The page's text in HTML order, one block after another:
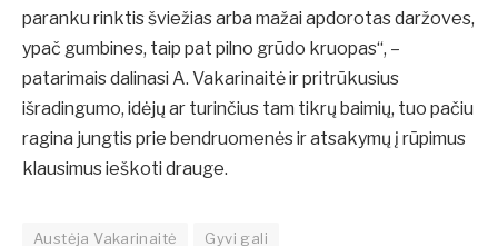
paranku rinktis šviežias arba mažai apdorotas daržoves,
ypač gumbines, taip pat pilno grūdo kruopas“, –
patarimais dalinasi A. Vakarinaitė ir pritrūkusius
išradingumo, idėjų ar turinčius tam tikrų baimių, tuo pačiu
ragina jungtis prie bendruomenės ir atsakymų į rūpimus
klausimus ieškoti drauge.
Austėja Vakarinaitė
Gyvi gali